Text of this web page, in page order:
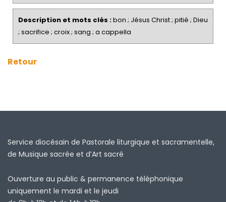
Description et mots clés :bon ; Jésus Christ ; pitié ; Dieu
; sacrifice ; croix ; sang ; a cappella
Retour
Service diocésain de Pastorale liturgique et sacramentelle,
de Musique sacrée et d’Art sacré
Ouverture au public & permanence téléphonique
uniquement le mardi et le jeudi